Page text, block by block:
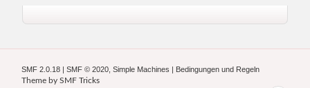
SMF 2.0.18 |SMF © 2020 ,Simple Machines | Bedingungen und Regeln
Theme bySMF Tricks